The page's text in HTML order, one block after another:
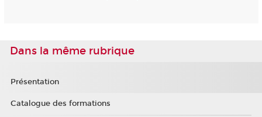
Dans la même rubrique
Présentation
Catalogue des formations